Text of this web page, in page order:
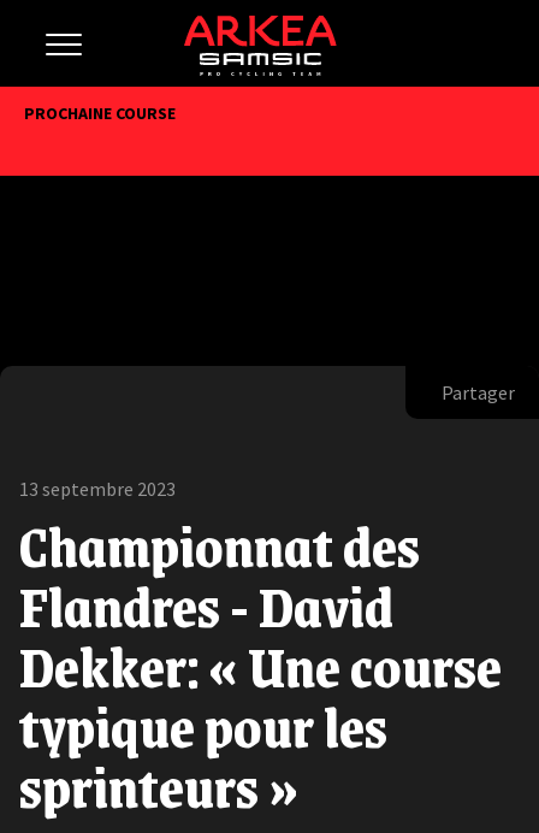
PROCHAINE COURSE
Partager
13 septembre 2023
Championnat des
Flandres - David
Dekker: « Une course
typique pour les
sprinteurs »